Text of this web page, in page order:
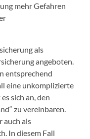
mehr Gefahren
als
angeboten.
entsprechend
eine unkomplizierte
sich an, den
zu vereinbaren.
auch als
In diesem Fall